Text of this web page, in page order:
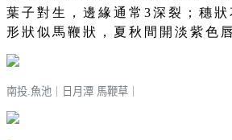
葉子對生，邊緣通常3深裂；穗狀
形狀似馬鞭狀，夏秋間開淡紫色
南投.魚池｜ 日月潭 馬鞭草